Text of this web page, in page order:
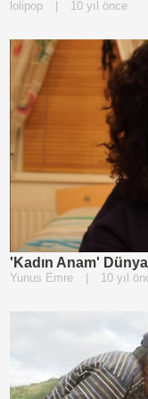
lolipop | 10 yıl önce
'Kadın Anam'
Yunus Emre 10 yıl